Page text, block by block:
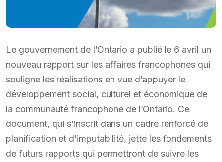
Le gouvernement de l’Ontario a publié le 6 avril un
nouveau rapport sur les affaires francophones qui
souligne les réalisations en vue d’appuyer le
développement social, culturel et économique de
la communauté francophone de l’Ontario. Ce
document, qui s’inscrit dans un cadre renforcé de
planification et d’imputabilité, jette les fondements
de futurs rapports qui permettront de suivre les